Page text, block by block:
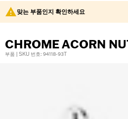
맞는 부품인지 확인하세요
CHROME ACORN
부품 | SKU 번호: 94118-93T